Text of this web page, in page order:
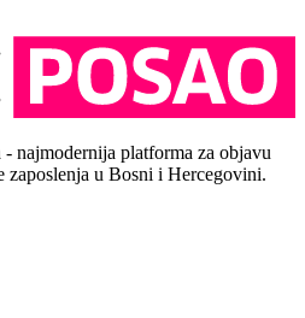
najmodernija platforma za objavu
zaposlenja u Bosni i Hercegovini.